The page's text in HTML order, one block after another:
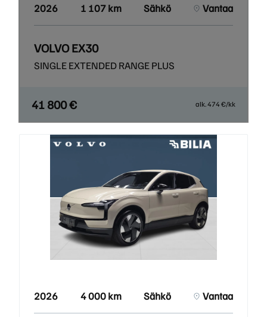
2026 1 107 km Sähkö Vantaa
VOLVO EX30
SINGLE EXTENDED RANGE PLUS
41 800 € alk. 474 €/kk
2026 4 000 km Sähkö Vantaa